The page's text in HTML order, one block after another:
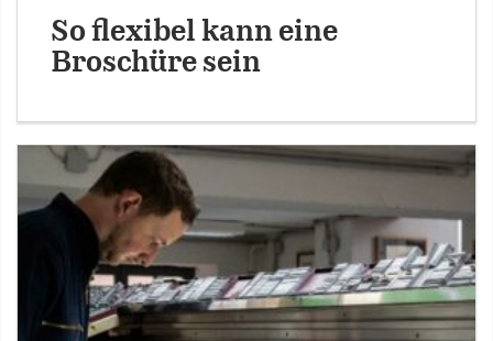
So flexibel kann eine
Broschüre sein